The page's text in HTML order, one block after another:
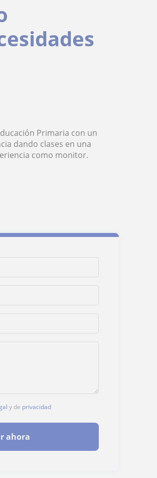
Primaria con un
dando clases en una
como monitor.
y de privacidad
ahora